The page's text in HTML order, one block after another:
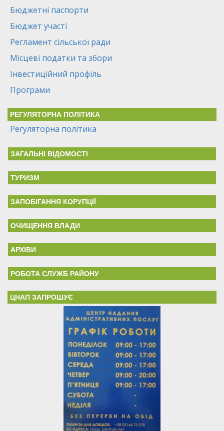
Бюджетні паспорти
Бюджет участі
Регламент сільської ради
Місцеві податки та збори
Інвестиційний профіль
Програми
РЕГУЛЯТОРНА ПОЛІТИКА
Регуляторна політика
ЗАГАЛЬНІ ВІДОМОСТІ
ТУРИЗМ
ЗАПОБІГАННЯ КОРУПЦІЇ
ОЧИЩЕННЯ ВЛАДИ
АРХІВИ
РОБОТА СЛУЖБ РАЙОНУ
ЦНАП ЗАПРОШУЄ